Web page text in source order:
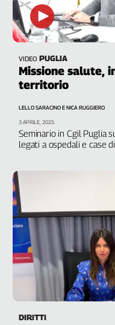
VIDEO PUGLIA
Missione salute,
territorio
Seminario in Cgil Puglia
legati a ospedali e case
LELLO SARACINO E NICA RUGGIERO
3 APRILE, 2025
DIRITTI